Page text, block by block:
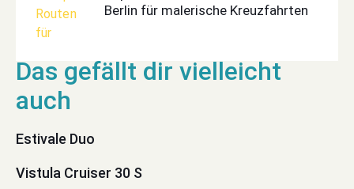
Berlin für malerische Kreuzfahrten
Estivale Duo
Vistula Cruiser 30 S